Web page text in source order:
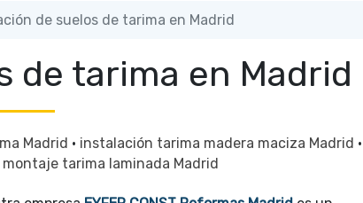
de suelos de tarima en Madrid
de tarima en Madrid
Madrid · instalación tarima madera maciza Madrid ·
montaje tarima laminada Madrid